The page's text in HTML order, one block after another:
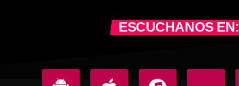
ESCUCHANOS EN: